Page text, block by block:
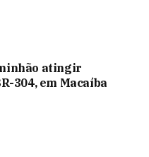
atingir
304, em Macaíba